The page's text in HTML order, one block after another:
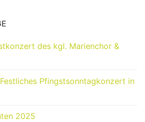
des kgl. Marienchor &
Festliches Pfingstsonntagkonzert in
2025